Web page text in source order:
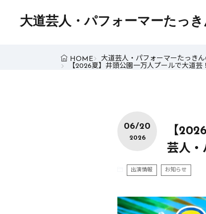
大道芸人・パフォーマーたっき
HOME 大道芸人・パフォーマーたっき
【2026夏】井頭公園一万人プールで大道
06/20
2026
【
芸人・
出演情報 お知らせ